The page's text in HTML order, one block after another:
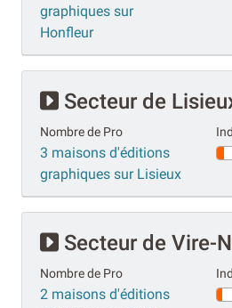
graphiques sur
Honfleur
Secteur de
Nombre de Pro
3 maisons d'éditions
graphiques sur Lisieux
Secteur de Vire-
Nombre de Pro
2 maisons d'éditions